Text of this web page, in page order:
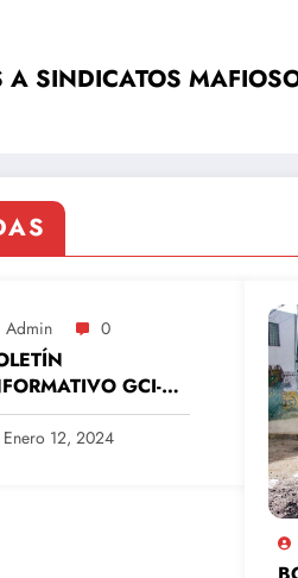
SINDICATOS
Admin 0
GCI-
020Cuau
Izcalli, Estado de
Enero 12, 2024